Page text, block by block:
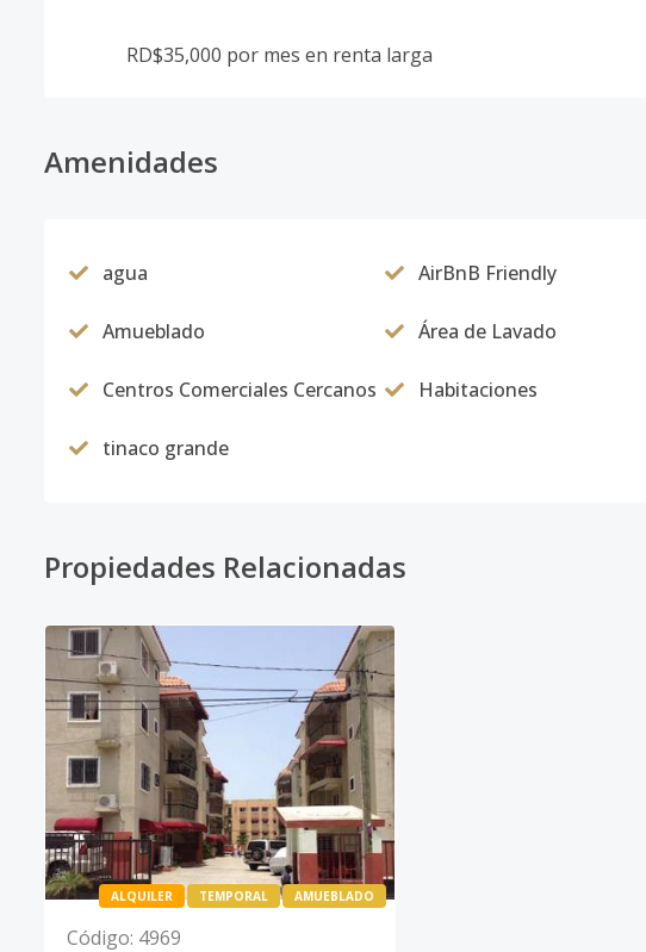
RD$35,000 por mes en renta larga
Amenidades
agua AirBnB Friendly
Amueblado Área de Lavado
Centros Comerciales Cercanos Habitaciones
tinaco grande
Propiedades Relacionadas
ALQUILER TEMPORAL AMUEBLADO
Código: 4969